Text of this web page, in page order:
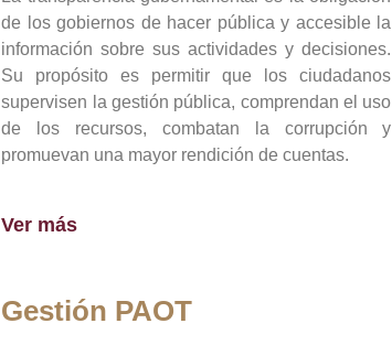
de los gobiernos de hacer pública y accesible la
información sobre sus actividades y decisiones.
Su propósito es permitir que los ciudadanos
supervisen la gestión pública, comprendan el uso
de los recursos, combatan la corrupción y
promuevan una mayor rendición de cuentas.
Ver más
Gestión PAOT